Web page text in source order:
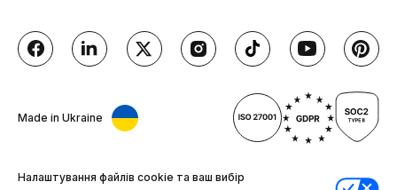
Made in Ukraine
Налаштування файлів cookie та ваш вибір